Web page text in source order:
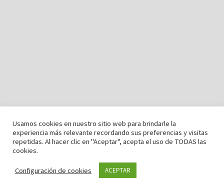
Usamos cookies en nuestro sitio web para brindarle la
experiencia más relevante recordando sus preferencias y visitas
repetidas. Al hacer clic en "Aceptar", acepta el uso de TODAS las
cookies.
Configuración de cookies ACEPTAR